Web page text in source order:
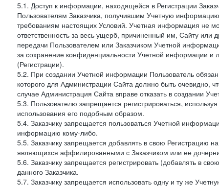
5.1. Доступ к информации, находящейся в Регистрации
Пользователям Заказчика, получившим Учетную
требованиям настоящих Условий. Учетная информация не
ответственность за весь ущерб, причиненный им, Сайту
передачи Пользователем или Заказчиком Учетной
за сохранение конфиденциальности Учетной информации
(Регистрации).
5.2. При создании Учетной информации Пользователь
которого для Администрации Сайта должно быть очевидно,
случае Администрация Сайта вправе отказать в создании
5.3. Пользователю запрещается регистрироваться,
использования его подобным образом.
5.4. Заказчику запрещается пользоваться Учетной
информацию кому-либо.
5.5. Заказчику запрещается добавлять в свою Регистрацию
являющихся аффилированными с Заказчиком или ее
5.6. Заказчику запрещается регистрировать (добавлять в
данного Заказчика.
5.7. Заказчику запрещается использовать одну и ту же